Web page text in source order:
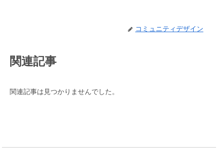
コミュニティデザイン
関連記事
関連記事は見つかりませんでした。